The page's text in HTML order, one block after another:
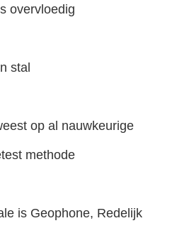
overvloedig
stal
op al nauwkeurige
methode
is Geophone, Redelijk